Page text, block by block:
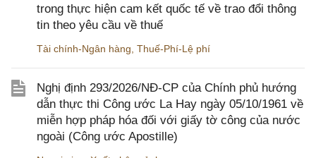
trong thực hiện cam kết quốc tế về trao đổi thông
tin theo yêu cầu về thuế
Tài chính-Ngân hàng Thuế-Phí-Lệ phí
Nghị định 293/2026/NĐ-CP của Chính phủ hướng
dẫn thực thi Công ước La Hay ngày 05/10/1961 về
miễn hợp pháp hóa đối với giấy tờ công của nước
ngoài (Công ước Apostille)